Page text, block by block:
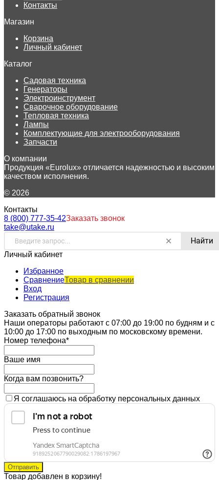
Контакты
Магазин
Корзина
Личный кабинет
Каталог
Садовая техника
Генераторы
Электроинструмент
Сварочное оборудование
Тепловая техника
Лампы
Комплектующие для электрооборудования
Запчасти
О компании
Продукция «Eurolux» отличается надежностью и высоким
качеством исполнения.
© 2026
Контакты
8 (800) 777-35-42Заказать звонок
take@utake.ru
Найти
Личный кабинет
Избранное
СравнениеТовар в сравнении
Вход
Регистрация
Заказать обратный звонок
Наши операторы работают с 07:00 до 19:00 по будням и с
10:00 до 17:00 по выходным по московскому времени.
Номер телефона*
Ваше имя
Когда вам позвонить?
Я соглашаюсь на обработку персональных данных
Товар добавлен в корзину!